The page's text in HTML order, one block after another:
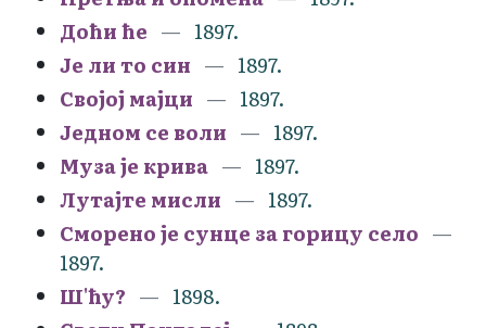
Доћи ће
1897.
Је ли то син
1897.
Својој мајци
1897.
Једном се воли
1897.
Муза је крива
1897.
Лутајте мисли
1897.
Сморено је сунце за горицу село
1897.
Ш'ћу?
1898.